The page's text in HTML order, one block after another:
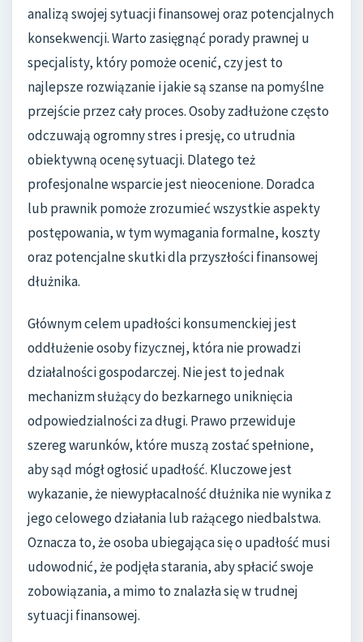
analizą swojej sytuacji finansowej oraz potencjalnych
konsekwencji. Warto zasięgnąć porady prawnej u
specjalisty, który pomoże ocenić, czy jest to
najlepsze rozwiązanie i jakie są szanse na pomyślne
przejście przez cały proces. Osoby zadłużone często
odczuwają ogromny stres i presję, co utrudnia
obiektywną ocenę sytuacji. Dlatego też
profesjonalne wsparcie jest nieocenione. Doradca
lub prawnik pomoże zrozumieć wszystkie aspekty
postępowania, w tym wymagania formalne, koszty
oraz potencjalne skutki dla przyszłości finansowej
dłużnika.
Głównym celem upadłości konsumenckiej jest
oddłużenie osoby fizycznej, która nie prowadzi
działalności gospodarczej. Nie jest to jednak
mechanizm służący do bezkarnego uniknięcia
odpowiedzialności za długi. Prawo przewiduje
szereg warunków, które muszą zostać spełnione,
aby sąd mógł ogłosić upadłość. Kluczowe jest
wykazanie, że niewypłacalność dłużnika nie wynika z
jego celowego działania lub rażącego niedbalstwa.
Oznacza to, że osoba ubiegająca się o upadłość musi
udowodnić, że podjęła starania, aby spłacić swoje
zobowiązania, a mimo to znalazła się w trudnej
sytuacji finansowej.